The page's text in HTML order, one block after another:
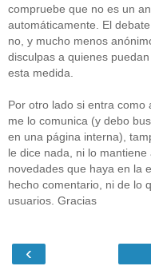
compruebe que no es un
automáticamente. El
no, y mucho menos
disculpas a quienes
esta medida.
Por otro lado si entra como
me lo comunica (y debo
en una página interna),
le dice nada, ni lo
novedades que haya en la
hecho comentario, ni de lo
usuarios. Gracias
‹